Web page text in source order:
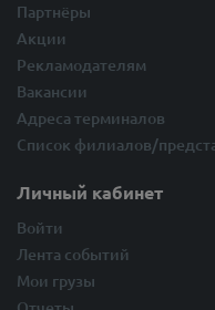
Партнёры
Акции
Рекламодателям
Вакансии
Адреса терминалов
Список филиалов/
Личный кабинет
Войти
Лента событий
Мои грузы